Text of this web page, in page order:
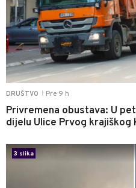
DRUŠTVO Pre 9 h
Privremena obustava: U
dijelu Ulice Prvog krajiškog
3 slika